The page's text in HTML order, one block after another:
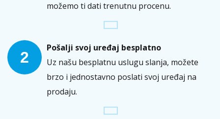
možemo ti dati trenutnu procenu.
2
Pošalji svoj uređaj besplatno
Uz našu besplatnu uslugu slanja, možete
brzo i jednostavno poslati svoj uređaj na
prodaju.